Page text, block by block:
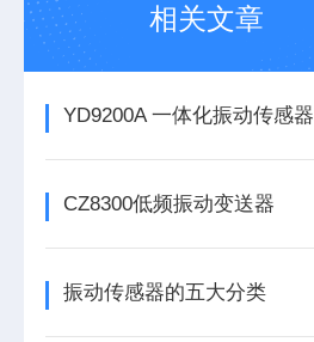
相关文章
YD9200A 一体化振动传感器
CZ8300低频振动变送器
振动传感器的五大分类